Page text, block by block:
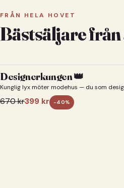
FRÅN HELA HOVET
Bästsäljare från
Designerkungen 👑
Kunglig lyx möter modehus — du som
670kr399 kr -40%